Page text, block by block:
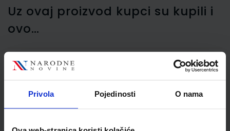
Privola Pojedinosti O nama
Uz ovaj proizvod kupci su kupili i
ovo…
1-5 Q-Connect